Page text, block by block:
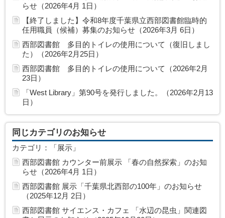
らせ（2026年4月 1日）
【終了しました】令和8年度千葉県立西部図書館臨時的
任用職員（候補）募集のお知らせ（2026年3月 6日）
西部図書館 多目的トイレの使用について（復旧しまし
た）（2026年2月25日）
西部図書館 多目的トイレの使用について（2026年2月
23日）
「West Library」第90号を発行しました。（2026年2月13
日）
同じカテゴリのお知らせ
カテゴリ：「展示」
西部図書館 カウンター前展示 「春の自然探索」のお知
らせ（2026年4月 1日）
西部図書館 展示「千葉県北西部の100年」のお知らせ
（2025年12月 2日）
西部図書館 サイエンス・カフェ 「水辺の昆虫」関連図